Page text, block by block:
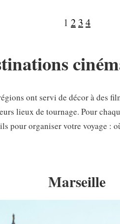
1 2 3 4
ont servi de décor à des
lieux de tournage. Pour
pour organiser votre voyage :
Marseille